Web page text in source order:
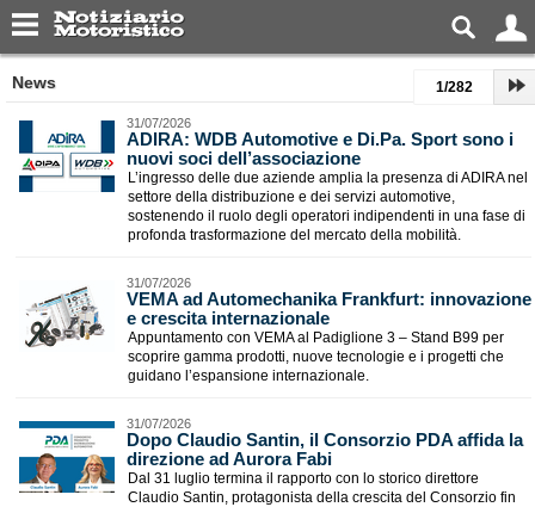
1/282
News
31/07/2026
​ADIRA: WDB Automotive e Di.Pa. Sport sono i
nuovi soci dell’associazione
L’ingresso delle due aziende amplia la presenza di ADIRA nel
settore della distribuzione e dei servizi automotive,
sostenendo il ruolo degli operatori indipendenti in una fase di
profonda trasformazione del mercato della mobilità.
31/07/2026
VEMA ad Automechanika Frankfurt: innovazione
e crescita internazionale
Appuntamento con VEMA al Padiglione 3 – Stand B99 per
scoprire gamma prodotti, nuove tecnologie e i progetti che
guidano l’espansione internazionale.
31/07/2026
​Dopo Claudio Santin, il Consorzio PDA affida la
direzione ad Aurora Fabi
Dal 31 luglio termina il rapporto con lo storico direttore
Claudio Santin, protagonista della crescita del Consorzio fin